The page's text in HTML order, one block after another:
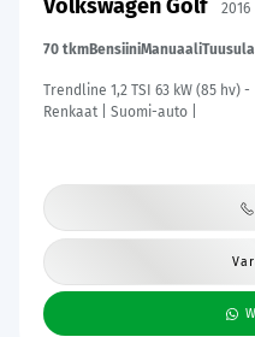
Volkswagen Golf 2016
70 tkmBensiiniManuaaliTuusula
Trendline 1,2 TSI 63 kW (85
Renkaat | Suomi-auto |